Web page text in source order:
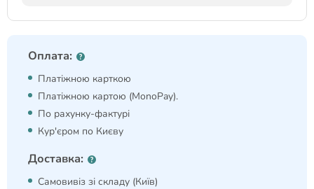
Оплата:
Платіжною карткою
Платіжною картою (MonoPay).
По рахунку-фактурі
Кур'єром по Києву
Доставка:
Самовивіз зі складу (Київ)